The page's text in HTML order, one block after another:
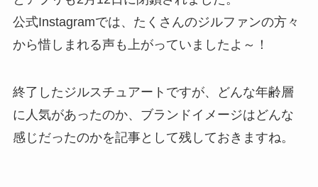
公式Instagramでは、たくさんのジルファンの方々
から惜しまれる声も上がっていましたよ～！
終了したジルスチュアートですが、どんな年齢層
に人気があったのか、ブランドイメージはどんな
感じだったのかを記事として残しておきますね。